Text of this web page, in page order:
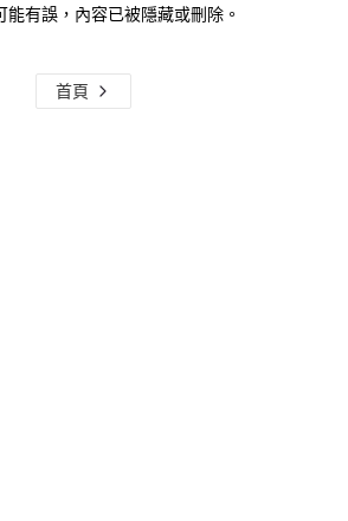
能有誤，內容已被隱藏或刪除。
首頁